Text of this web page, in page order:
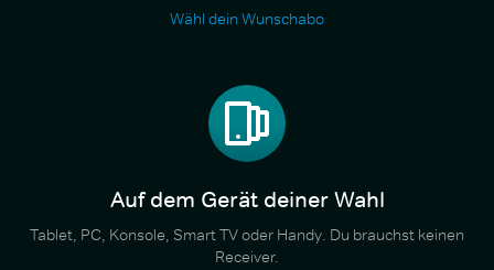
Wähl dein Wunschabo
Auf dem Gerät deiner Wahl
Tablet, PC, Konsole, Smart TV oder Handy. Du brauchst keinen
Receiver.